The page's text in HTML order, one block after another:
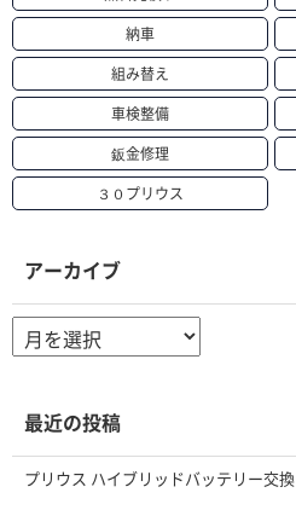
納車
組み替え
車検整備
鈑金修理
３０プリウス
アーカイブ
ー
ブ
最近の投稿
プリウス ハイブリッドバッテリー交換